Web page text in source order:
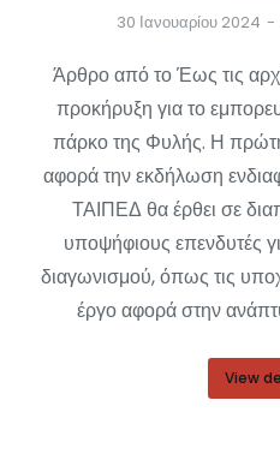
30 Ιανουαρίου 2024
Άρθρο από το Έως τις
προκήρυξη για το
πάρκο της Φυλής. Η
αφορά την εκδήλωση
ΤΑΙΠΕΔ θα έρθει σε
υποψήφιους επενδυτές
διαγωνισμού, όπως τις
έργο αφορά στην
View